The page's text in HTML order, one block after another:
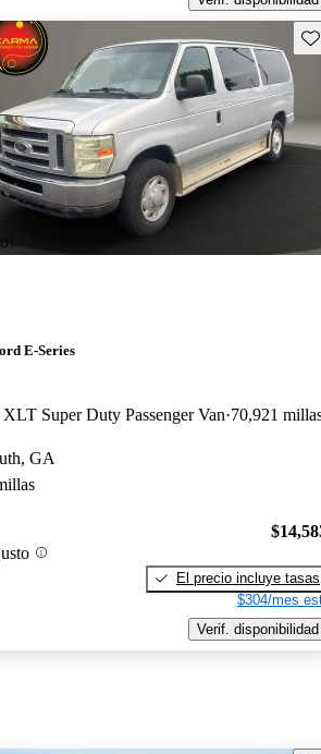
Aviso
E-Series
Super Duty Passenger Van 70,921
GA
El precio incluye tasas
$304/mes
Verif. disponibilidad